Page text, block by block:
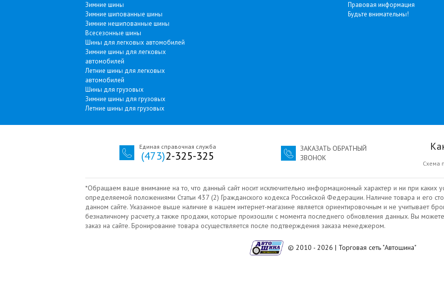
Зимние шины
Зимние шипованные шины
Зимние нешипованные шины
Всесезонные шины
Шины для легковых автомобилей
Зимние шины для легковых
автомобилей
Летние шины для легковых
автомобилей
Шины для грузовых
Зимние шины для грузовых
Летние шины для грузовых
Правовая информация
Будьте внимательны!
Единая справочная служба
(473)2-325-325
ЗАКАЗАТЬ ОБРАТНЫЙ
ЗВОНОК
Схема
*Обращаем ваше внимание на то, что данный сайт носит исключительно информационный характер и ни при каких
определяемой положениями Статьи 437 (2) Гражданского кодекса Российской Федерации. Наличие товара и его
данном сайте. Указанное выше наличие в нашем интернет-магазине является ориентировочным и не учитывает
безналичному расчету‚а также продажи, которые произошли с момента последнего обновления данных. Вы
заказ на сайте. Бронирование товара осуществляется после подтверждения заказа менеджером.
© 2010 - 2026 | Торговая сеть "Автошина"